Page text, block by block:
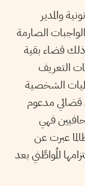
والمدير
الصارمة
قضاء بقية
التعريف
الشخصية
قضائي مدعوم
فهي
عبرت عن
المُواطًني بعد